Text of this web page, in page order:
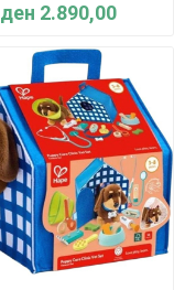
ден 2.890,00